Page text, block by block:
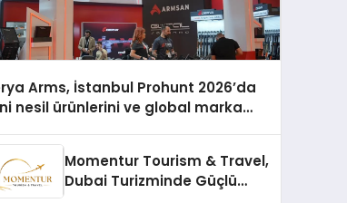
Arms, İstanbul Prohunt 2026’da
nesil ürünlerini ve global marka
Momentur Tourism & Travel,
Dubai Turizminde Güçlü